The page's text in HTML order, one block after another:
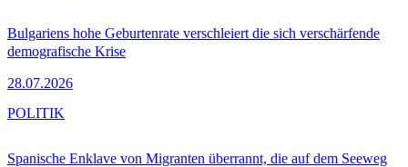
Bulgariens hohe Geburtenrate verschleiert die sich verschärfende
demografische Krise
28.07.2026
Spanische Enklave von Migranten überrannt, die auf dem Seeweg
POLITIK